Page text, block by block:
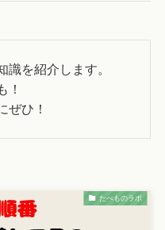
を紹介します。
！
ぜひ！
たべものラボ